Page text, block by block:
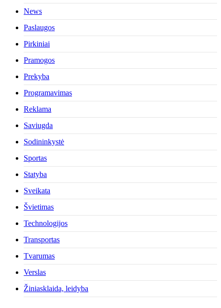
News
Paslaugos
Pirkiniai
Pramogos
Prekyba
Programavimas
Reklama
Saviugda
Sodininkystė
Sportas
Statyba
Sveikata
Švietimas
Technologijos
Transportas
Tvarumas
Verslas
Žiniasklaida, leidyba